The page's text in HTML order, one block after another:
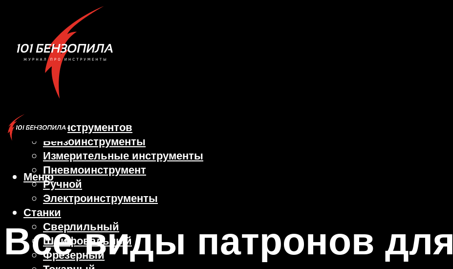
Виды инструментов
Бензоинструменты
Измерительные инструменты
Пневмоинструмент
Ручной
Электроинструменты
Станки
Сверлильный
Шлифовальный
Фрезерный
Меню
Все виды патронов для